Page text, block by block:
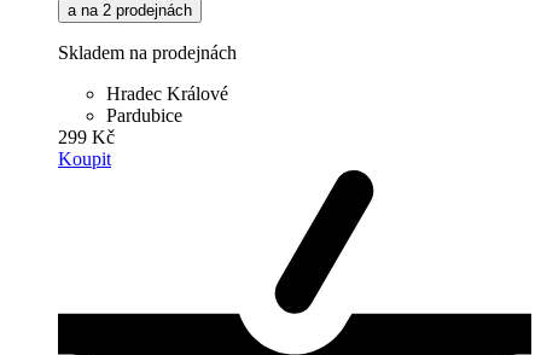
a na 2 prodejnách
Skladem na prodejnách
Hradec Králové
Pardubice
299 Kč
Koupit